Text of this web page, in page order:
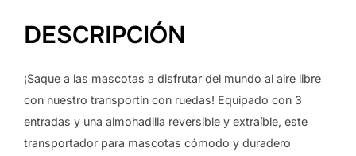
DESCRIPCIÓN
¡Saque a las mascotas a disfrutar del mundo al aire libre
con nuestro transportín con ruedas! Equipado con 3
entradas y una almohadilla reversible y extraíble, este
transportador para mascotas cómodo y duradero